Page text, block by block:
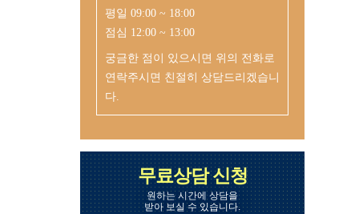
평일 09:00 ~ 18:00
점심 12:00 ~ 13:00
궁금한 점이 있으시면 위의 전화로
연락주시면 친절히 상담드리겠습니
다.
무료상담 신청
원하는 시간에 상담을
받아 보실 수 있습니다.